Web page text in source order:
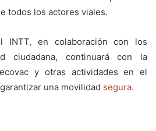
todos los actores viales.
INTT, en colaboración con los
ciudadana, continuará con la
y otras actividades en el
una movilidad segura.